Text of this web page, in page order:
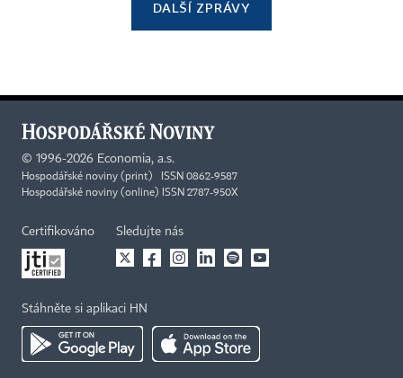
DALŠÍ ZPRÁVY
© 1996-2026 Economia, a.s.
Hospodářské noviny (print) ISSN 0862-9587
Hospodářské noviny (online) ISSN 2787-950X
Certifikováno Sledujte nás
Stáhněte si aplikaci HN